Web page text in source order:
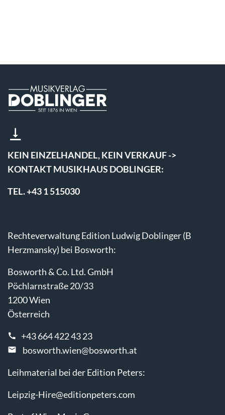
KEIN EINZELHANDEL, KEIN VERKAUF ->
KONTAKT MUSIKHAUS DOBLINGER:
TEL. +43 1 515030
Rechteverwaltung Edition Ludwig Doblinger (B
Herzmansky) bei Bosworth:
Bosworth & Co. Ltd. GmbH
Pöchlarnstraße 20/33
1200 Wien
Österreich
+43 664 422 43 23
bosworth.wien@bosworth.at
Leihmaterial bei der Edition Peters:
Leipzig-Hire@editionpeters.com